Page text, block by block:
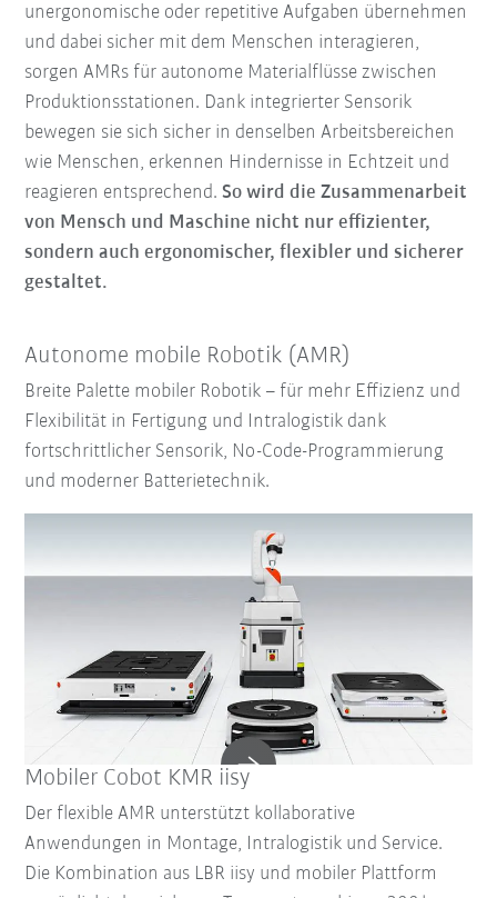
unergonomische oder repetitive Aufgaben übernehmen
und dabei sicher mit dem Menschen interagieren,
sorgen AMRs für autonome Materialflüsse zwischen
Produktionsstationen. Dank integrierter Sensorik
bewegen sie sich sicher in denselben Arbeitsbereichen
wie Menschen, erkennen Hindernisse in Echtzeit und
reagieren entsprechend.So wird die Zusammenarbeit
von Mensch und Maschine nicht nur effizienter,
sondern auch ergonomischer, flexibler und sicherer
gestaltet.
Autonome mobile Robotik (AMR)
Breite Palette mobiler Robotik – für mehr Effizienz und
Flexibilität in Fertigung und Intralogistik dank
fortschrittlicher Sensorik, No-Code-Programmierung
und moderner Batterietechnik.
Mobiler Cobot KMR iisy
Der flexible AMR unterstützt kollaborative
Anwendungen in Montage, Intralogistik und Service.
Die Kombination aus LBR iisy und mobiler Plattform